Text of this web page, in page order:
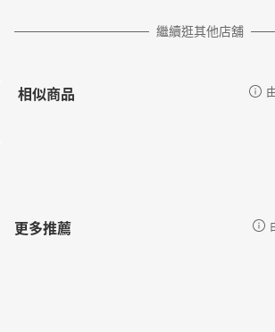
繼續逛其他店舖
相似商品
更多推薦